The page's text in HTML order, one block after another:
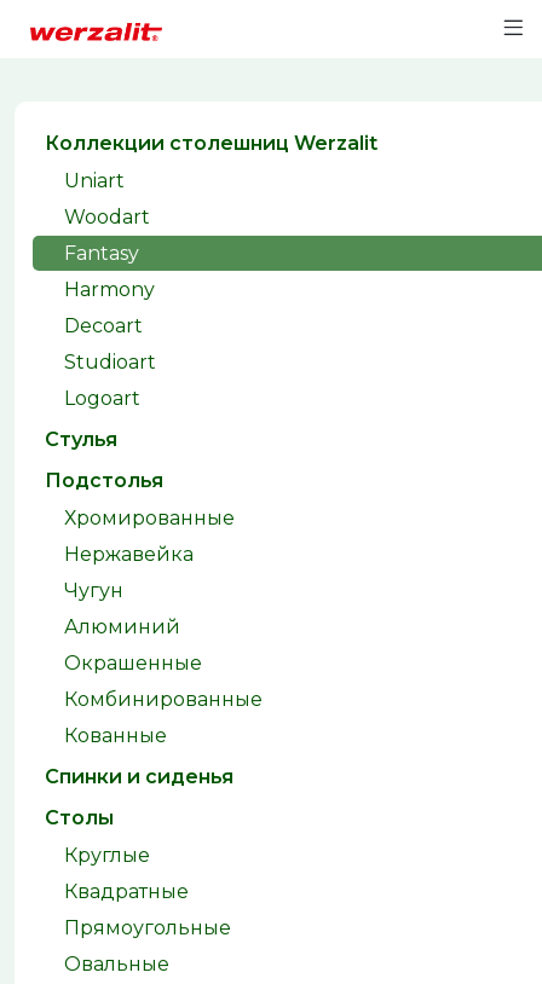
Коллекции столешниц Werzalit
Uniart
Woodart
Fantasy
Harmony
Decoart
Studioart
Logoart
Стулья
Подстолья
Хромированные
Нержавейка
Чугун
Алюминий
Окрашенные
Комбинированные
Кованные
Спинки и сиденья
Столы
Круглые
Квадратные
Прямоугольные
Овальные